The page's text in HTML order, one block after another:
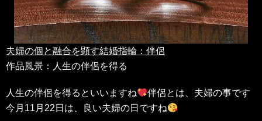
夫婦の個と融合を顕す結婚指輪：伴侶
作品風景：人生の伴侶を得る
人生の伴侶を得るといいますね
伴侶とは、夫婦の事です
今月11月22日は、良い夫婦の日ですね